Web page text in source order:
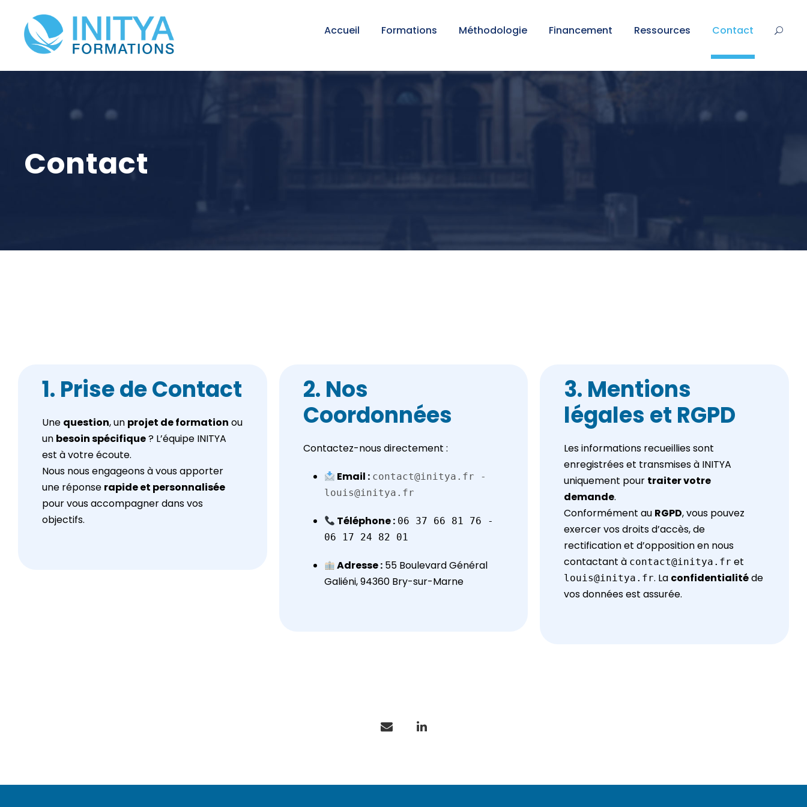
Accueil Formations Méthodologie Financement Ressources Contact
Contact
1. Prise de Contact
Une question, un projet de formation ou
un besoin spécifique? L’équipe INITYA
est à votre écoute.
Nous nous engageons à vous apporter
une réponse rapide et personnalisée
pour vous accompagner dans vos
objectifs.
2. Nos
Coordonnées
Contactez-nous directement :
Email : contact@initya.fr -
louis@initya.fr
Téléphone : 06 37 66 81 76 -
06 17 24 82 01
Adresse :55 Boulevard Général
Galiéni, 94360 Bry-sur-Marne
3. Mentions
légales et RGPD
Les informations recueillies sont
enregistrées et transmises à INITYA
uniquement pour traiter votre
demande.
Conformément au RGPD, vous pouvez
exercer vos droits d’accès, de
rectification et d’opposition en nous
contactant à contact@initya.fr et
louis@initya.fr. La confidentialitéde
vos données est assurée.